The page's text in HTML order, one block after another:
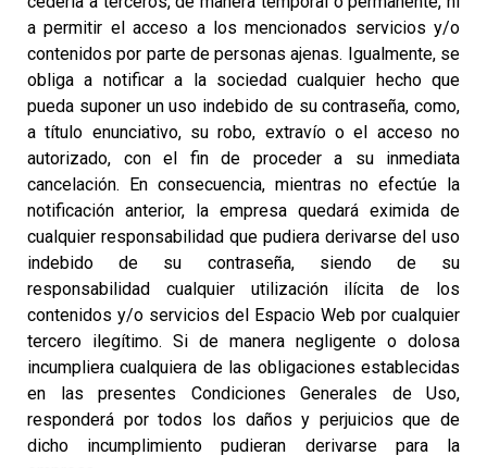
a permitir el acceso a los mencionados servicios y/o
contenidos por parte de personas ajenas. Igualmente, se
obliga a notificar a la sociedad cualquier hecho que
pueda suponer un uso indebido de su contraseña, como,
a título enunciativo, su robo, extravío o el acceso no
autorizado, con el fin de proceder a su inmediata
cancelación. En consecuencia, mientras no efectúe la
notificación anterior, la empresa quedará eximida de
cualquier responsabilidad que pudiera derivarse del uso
indebido de su contraseña, siendo de su
responsabilidad cualquier utilización ilícita de los
contenidos y/o servicios del Espacio Web por cualquier
tercero ilegítimo. Si de manera negligente o dolosa
incumpliera cualquiera de las obligaciones establecidas
en las presentes Condiciones Generales de Uso,
responderá por todos los daños y perjuicios que de
dicho incumplimiento pudieran derivarse para la